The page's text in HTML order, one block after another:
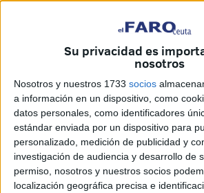
Su privacidad es
nosotros
Nosotros y nuestros 1733 socios
a información en un dispositivo, como
datos personales, como identificadores
estándar enviada por un dispositivo para
personalizado, medición de publicidad y
investigación de audiencia y desarrollo de
permiso, nosotros y nuestros socios
localización geográfica precisa e